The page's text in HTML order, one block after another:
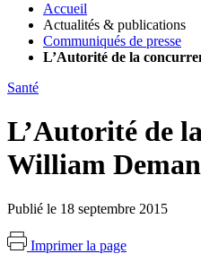
Accueil
Actualités & publications
Communiqués de presse
L’Autorité de la
Santé
L’Autorité de
William
Publié le 18 septembre 2015
Imprimer la page